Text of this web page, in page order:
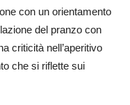
con un orientamento
del pranzo con
criticità nell’aperitivo
che si riflette sui